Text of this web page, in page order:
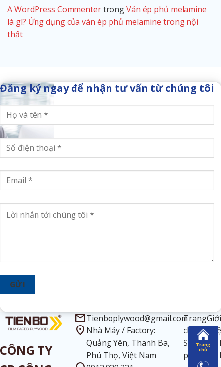
A WordPress CommentertrongVán ép phủ melamine
là gì? Ứng dụng của ván ép phủ melamine trong nội
thất
Đăng ký ngay để nhận tư vấn từ chúng tôi
GỬI
CÔNG TY
mailTienboplywood@gmail.com
location_on Nhà Máy / Factory:
Quảng Yên, Thanh Ba,
Phú Thọ, Việt Nam
Trang
chủ
Giới
Sản
phẩm
Tin
tức
Trang
chủ